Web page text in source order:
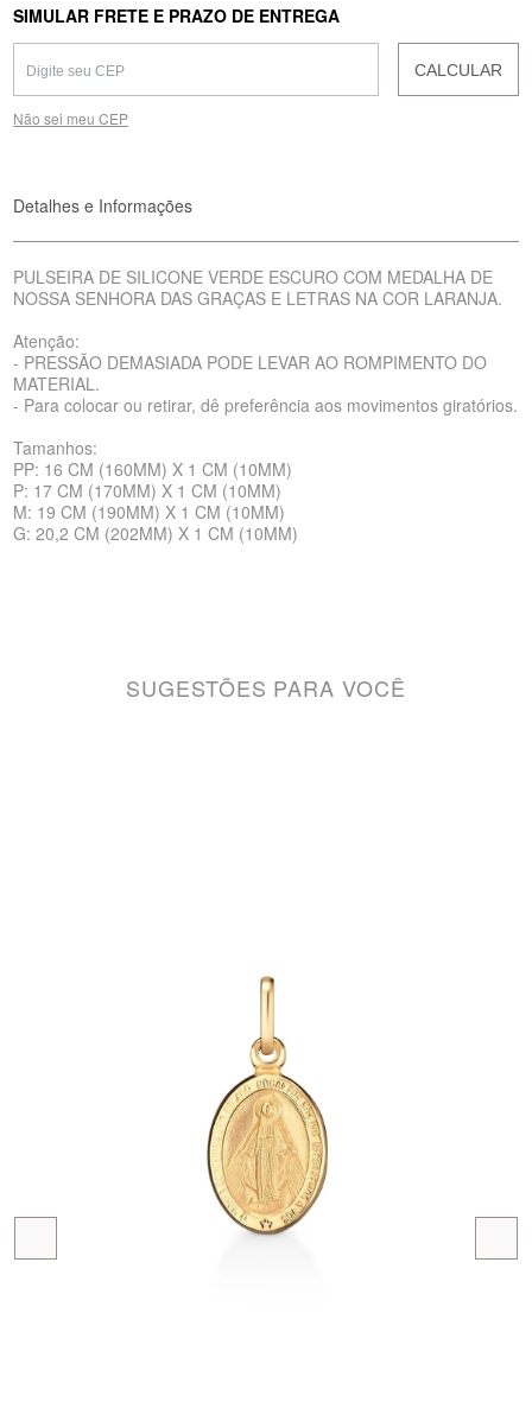
SIMULAR FRETE E PRAZO DE ENTREGA
CALCULAR
Não sei meu CEP
Detalhes e Informações
PULSEIRA DE SILICONE VERDE ESCURO COM MEDALHA DE
NOSSA SENHORA DAS GRAÇAS E LETRAS NA COR LARANJA.
Atenção:
- PRESSÃO DEMASIADA PODE LEVAR AO ROMPIMENTO DO
MATERIAL.
- Para colocar ou retirar, dê preferência aos movimentos giratórios.
Tamanhos:
PP: 16 CM (160MM) X 1 CM (10MM)
P: 17 CM (170MM) X 1 CM (10MM)
M: 19 CM (190MM) X 1 CM (10MM)
G: 20,2 CM (202MM) X 1 CM (10MM)
SUGESTÕES PARA VOCÊ